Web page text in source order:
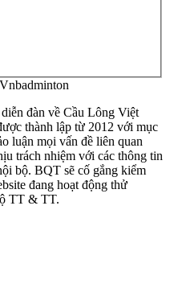
đàn về Cầu Lông Việt
thành lập từ 2012 với mục
luận mọi vấn đề liên quan
trách nhiệm với các thông tin
bộ. BQT sẽ cố gắng kiểm
đang hoạt động thử
TT & TT.